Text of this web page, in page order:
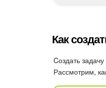
Как
Cоздать
Рассмотрим,